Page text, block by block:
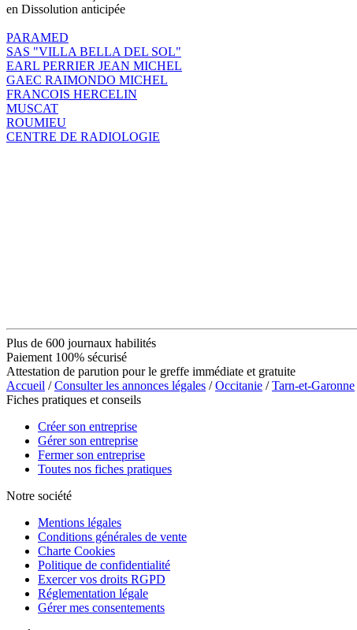
en Dissolution anticipée
PARAMED
SAS "VILLA BELLA DEL SOL"
EARL PERRIER JEAN MICHEL
GAEC RAIMONDO MICHEL
FRANCOIS HERCELIN
MUSCAT
ROUMIEU
CENTRE DE RADIOLOGIE
Plus de 600 journaux habilités
Paiement 100% sécurisé
Attestation de parution pour le greffe immédiate et gratuite
Accueil /Consulter les annonces légales /Occitanie /Tarn-et-Garonne
Fiches pratiques et conseils
Créer son entreprise
Gérer son entreprise
Fermer son entreprise
Toutes nos fiches pratiques
Notre société
Mentions légales
Conditions générales de vente
Charte Cookies
Politique de confidentialité
Exercer vos droits RGPD
Réglementation légale
Gérer mes consentements